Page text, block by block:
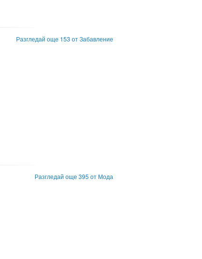
Разгледай още 153 от Забавление
Разгледай още 395 от Мода